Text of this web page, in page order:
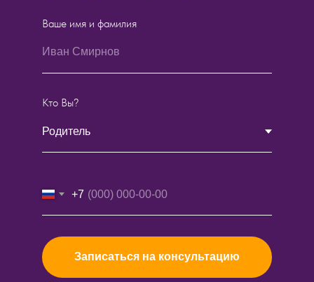
Ваше имя и фамилия
Кто Вы?
+7
Записаться на консультацию